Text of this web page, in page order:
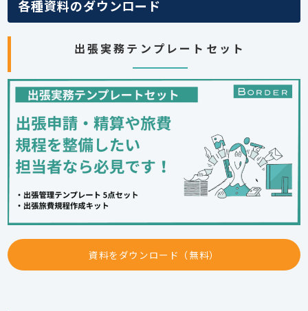
各種資料のダウンロード
出張実務テンプレートセット
資料をダウンロード（無料）